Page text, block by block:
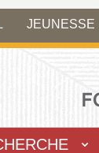
JEUNESSE